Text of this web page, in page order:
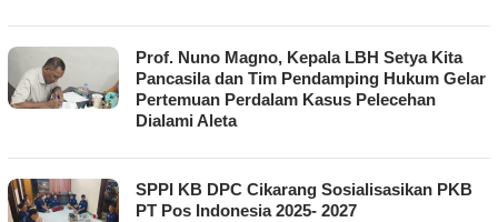
Prof. Nuno Magno, Kepala LBH Setya Kita
Pancasila dan Tim Pendamping Hukum Gelar
Pertemuan Perdalam Kasus Pelecehan
Dialami Aleta
SPPI KB DPC Cikarang Sosialisasikan PKB
PT Pos Indonesia 2025- 2027